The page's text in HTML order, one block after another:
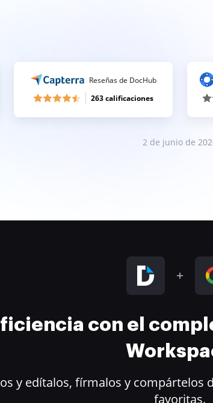
Reseñas de DocHub
263 calificaciones
2 de junio de
con el
y edítalos, fírmalos y compártelos
favoritas.